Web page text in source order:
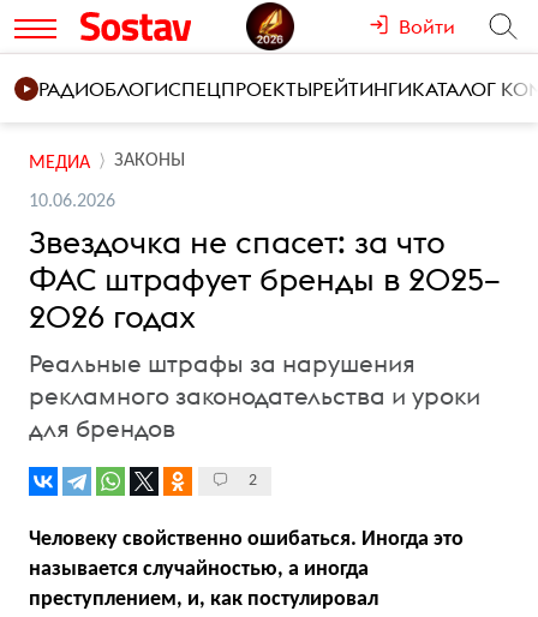
Войти
РАДИОБЛОГИСПЕЦПРОЕКТЫРЕЙТИНГИКАТАЛОГ
МЕДИА ЗАКОНЫ
10.06.2026
Звездочка не спасет: за что
ФАС штрафует бренды в 2025–
2026 годах
Реальные штрафы за нарушения
рекламного законодательства и уроки
для брендов
2
Человеку свойственно ошибаться. Иногда это
называется случайностью, а иногда
преступлением, и, как постулировал